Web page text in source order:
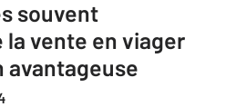
souvent
la vente en viager
avantageuse